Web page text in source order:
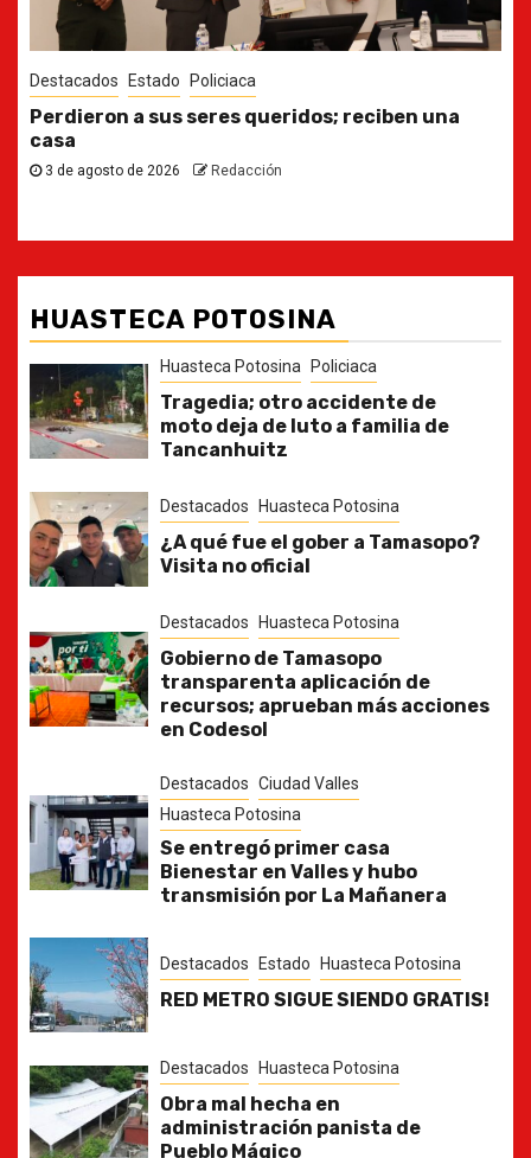
Destacados Estado
Ya casi, el quinto informe del Gobernador
30 de julio de 2026
HUASTECA POTOSINA
Huasteca Potosina Policiaca
Tragedia; otro accidente de
moto deja de luto a familia de
Tancanhuitz
Destacados Huasteca Potosina
¿A qué fue el gober a Tamasopo?
Visita no oficial
Destacados Huasteca Potosina
Gobierno de Tamasopo
transparenta aplicación de
recursos; aprueban más acciones
en Codesol
Destacados Ciudad Valles
Huasteca Potosina
Se entregó primer casa
Bienestar en Valles y hubo
transmisión por La Mañanera
Destacados Estado Huasteca Potosina
RED METRO SIGUE SIENDO GRATIS!
Destacados Huasteca Potosina
Obra mal hecha en
administración panista de
Pueblo Mágico